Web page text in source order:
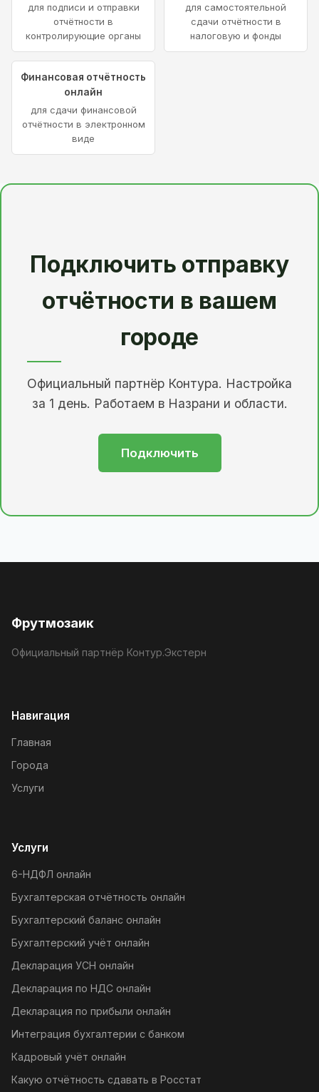
для подписи и отправки
отчётности в
контролирующие органы
для самостоятельной
сдачи отчётности в
налоговую и фонды
Финансовая отчётность
онлайн
для сдачи финансовой
отчётности в электронном
виде
Подключить отправку
отчётности в вашем
городе
Официальный партнёр Контура. Настройка
за 1 день. Работаем в Назрани и области.
Подключить
Фрутмозаик
Официальный партнёр Контур.Экстерн
Навигация
Главная
Города
Услуги
Услуги
6-НДФЛ онлайн
Бухгалтерская отчётность онлайн
Бухгалтерский баланс онлайн
Бухгалтерский учёт онлайн
Декларация УСН онлайн
Декларация по НДС онлайн
Декларация по прибыли онлайн
Интеграция бухгалтерии с банком
Кадровый учёт онлайн
Какую отчётность сдавать в Росстат